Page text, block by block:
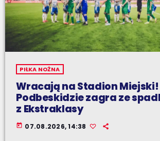
PIŁKA NOŻNA
Wracają na Stadion Miejski!
Podbeskidzie zagra ze
z Ekstraklasy
today 07.08.2026, 14:38